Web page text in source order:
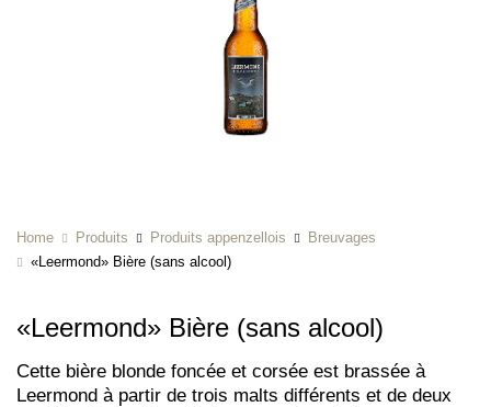
Home Produits Produits appenzellois
Breuvages
«Leermond» Bière (sans alcool)
«Leermond» Bière (sans alcool)
Cette bière blonde foncée et corsée est brassée à
Leermond à partir de trois malts différents et de deux